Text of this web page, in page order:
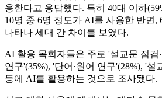
용한다고 응답했다. 특히 40대 이하
10명 중 6명 정도가 AI를 사용한 반면,
나타나 세대 간 차이를 보였다.
AI 활용 목회자들은 주로 '설교문 점검
연구'(35%), '단어·원어 연구'(28%), '설
등에 AI를 활용하는 것으로 조사됐다.